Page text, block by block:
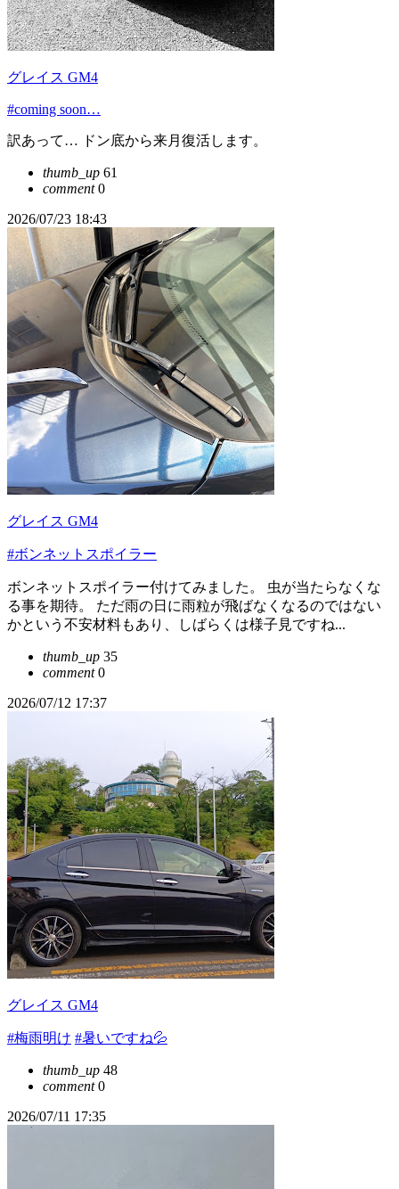
グレイス GM4
#coming soon…
訳あって… ドン底から来月復活します。
thumb_up 61
comment0
2026/07/23 18:43
グレイス GM4
#ボンネットスポイラー
ボンネットスポイラー付けてみました。 虫が当たらなくな
る事を期待。 ただ雨の日に雨粒が飛ばなくなるのではない
かという不安材料もあり、しばらくは様子見ですね...
thumb_up 35
comment0
2026/07/12 17:37
グレイス GM4
#梅雨明け #暑いですね💦
thumb_up 48
comment0
2026/07/11 17:35